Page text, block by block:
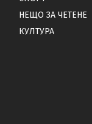
НЕЩО ЗА ЧЕТЕНЕ
КУЛТУРА